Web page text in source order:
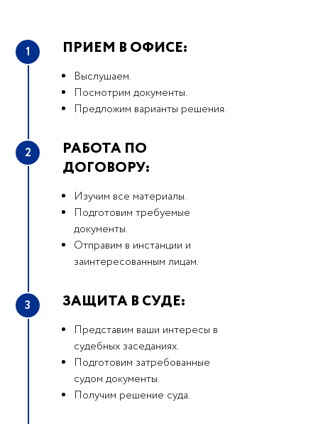
1 ПРИЕМ В ОФИСЕ:
Выслушаем.
Посмотрим документы.
Предложим варианты решения.
2
РАБОТА ПО
ДОГОВОРУ:
Изучим все материалы.
Подготовим требуемые
документы.
Отправим в инстанции и
заинтересованным лицам.
3 ЗАЩИТА В СУДЕ:
Представим ваши интересы в
судебных заседаниях.
Подготовим затребованные
судом документы.
Получим решение суда.